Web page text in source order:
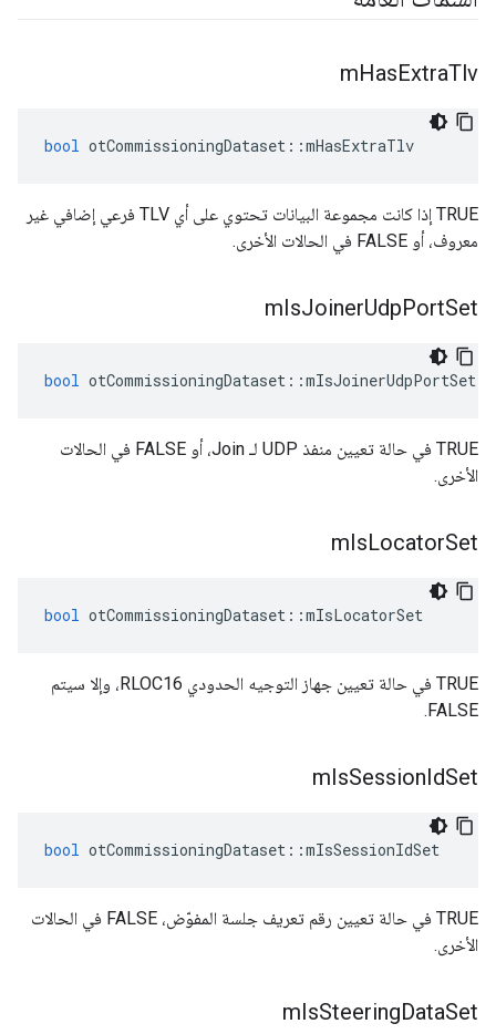
mHasExtraTlv
bool otCommissioningDataset ::mHasExtraTlv
TRUE إذا كانت مجموعة البيانات تحتوي على أي TLV فرعي إضافي غير
معروف، أو FALSE في الحالات الأخرى.
mIsJoinerUdpPortSet
bool otCommissioningDataset ::mIsJoinerUdpPortSet
TRUE في حالة تعيين منفذ UDP لـ Join، أو FALSE في الحالات
الأخرى.
mIsLocatorSet
bool otCommissioningDataset ::mIsLocatorSet
TRUE في حالة تعيين جهاز التوجيه الحدودي RLOC16، وإلا سيتم
FALSE.
mIsSessionIdSet
bool otCommissioningDataset ::mIsSessionIdSet
TRUE في حالة تعيين رقم تعريف جلسة المفوّض، FALSE في الحالات
الأخرى.
mIsSteeringDataSet